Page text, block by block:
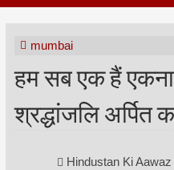
mumbai
हम सब एक हैं
श्रद्धांजलि अर्पित
Hindustan Ki Aawaz